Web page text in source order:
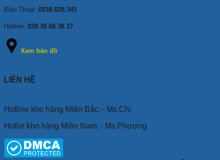
Điện Thoại: 0938.629.345
Hotline: 028 38 68 38 27
Xem bản đồ
LIÊN HỆ
Hotline kho hàng Miền Bắc: - Ms.Chi
Hotlie kho hàng Miền Nam: - Ms.Phượng